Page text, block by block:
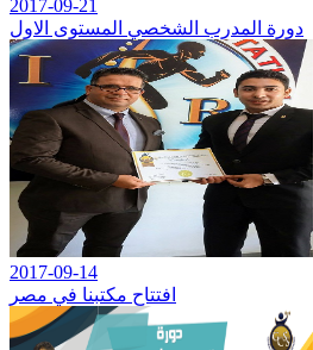
2017-09-21
دورة المدرب الشخصي المستوى الاول
2017-09-14
افتتاح مكتبنا في مصر